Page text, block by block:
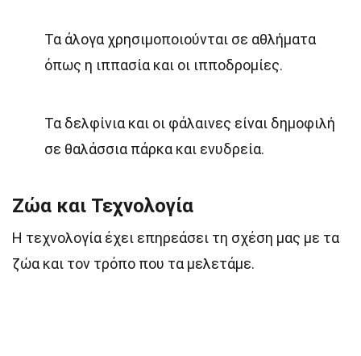
Τα άλογα χρησιμοποιούνται σε αθλήματα
όπως η ιππασία και οι ιπποδρομίες.
Τα δελφίνια και οι φάλαινες είναι δημοφιλή
σε θαλάσσια πάρκα και ενυδρεία.
Ζώα και Τεχνολογία
Η τεχνολογία έχει επηρεάσει τη σχέση μας με τα
ζώα και τον τρόπο που τα μελετάμε.